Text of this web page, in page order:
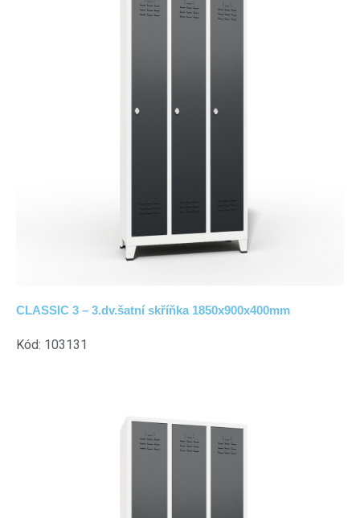
CLASSIC 3 – 3.dv.šatní skříňka 1850x900x400mm
Kód: 103131